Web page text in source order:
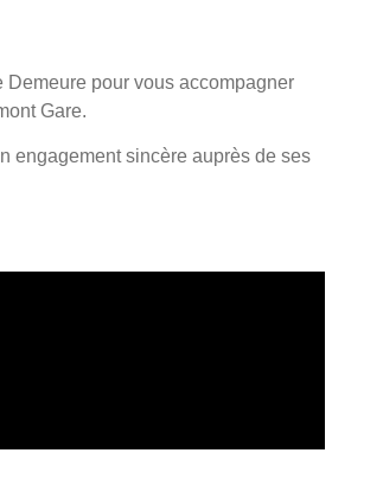
pour vous accompagner
Gare.
engagement sincère auprès de ses